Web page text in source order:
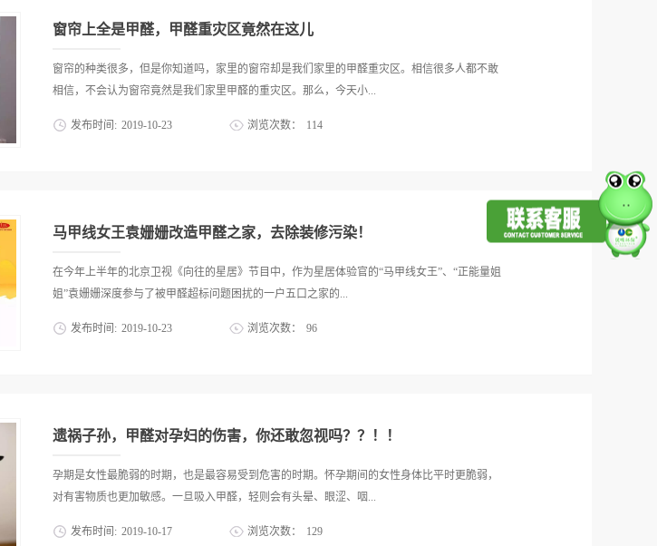
料、照相胶片、建筑材料以及消毒、熏蒸和防腐过程中均要用到甲醛，可以说甲醛是化学工业
中的多面手，但任何东西的使用都必须有个限量，有一个标准，一旦使用超越了标准和限量，
就会带来不利的一面。2、食品领域：近些年，我国各地检验部门曾经检测出甲醛含量超标的食
品种类范围极广，大致概括如下:1.水产品：鱿鱼、墨鱼、海蛎、蚬、带鱼、银鱼、螺肉、虾
鸡爪、鸭掌等。4.干制品：鲍鱼、海参、鱼翅、粉丝、竹笋、干制食用菌、肉干、鱼干5.豆制
窗帘上全是甲醛，甲醛重灾区竟然在这儿
窗帘的种类很多，但是你知道吗，家里的窗帘却是我们家里的甲醛重灾区。相信很多人都不敢
相信，不会认为窗帘竟然是我们家里甲醛的重灾区。那么，今天小...
甲醛甲醛溶于水，新买回来的窗帘可以用清水浸泡，如果甲醛含量多，味道重，可以多用水清
洗几遍，然后在太阳底下晾晒；除此之外，还可以使用专门去除甲醛的产品，如甲醛清除剂、
纳米光触媒等。二、窗帘的布料种类1、提花布在织造时将经纱或纬纱（经编纱或纬编纱）通过
提花装置把纱提起来，使纱局部浮出布面，显现出立体的形态，各个浮点连接拼组就形成各种
图案，以这种方法织造出来的布就叫提花布。特点：提花布的花型由不同颜色的织物编织起
涵。2、印花布将坯布漂炼处理，去掉杂质后印上各种花纹图案，再经过后整理，生产出的产品
发布时间: 2019-10-23 浏览次数： 114
马甲线女王袁姗姗改造甲醛之家，去除装修污染！
在今年上半年的北京卫视《向往的星居》节目中，作为星居体验官的“马甲线女王”、“正能量姐
姐”袁姗姗深度参与了被甲醛超标问题困扰的一户五口之家的...
爷爷奶奶照顾。一家三代五口同堂，本是阖家团圆的幸福之事，但这所居住了近六年的房子的
甲醛超标问题，却曾给一家人带来巨大的困扰和阴影。 范先生的妻子在结婚第二年就曾经
怀孕过孩子，当时因为比较着急就搬到了现在的房子，但是因为装修污染问题导致怀孕的范太
太意外流产。 搬到现在的房子是源于范先生的坚持，他的坚持只是想给家人一个最温暖安
是橱柜。 从此以后，范先生家里的橱柜就沦为摆设，所有的杂物都放置在架子上。但实际
发布时间: 2019-10-23 浏览次数： 96
遗祸子孙，甲醛对孕妇的伤害，你还敢忽视吗？？！！
孕期是女性最脆弱的时期，也是最容易受到危害的时期。怀孕期间的女性身体比平时更脆弱，
对有害物质也更加敏感。一旦吸入甲醛，轻则会有头晕、眼涩、咽...
发布时间: 2019-10-17 浏览次数： 129